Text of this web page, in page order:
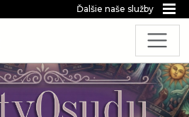
Ďalšie naše služby